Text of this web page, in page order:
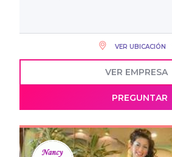
VER UBICACIÓN
VER EMPRESA
PREGUNTAR